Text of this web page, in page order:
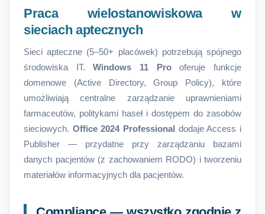
Praca wielostanowiskowa w
sieciach aptecznych
Sieci apteczne (5–50+ placówek) potrzebują spójnego
środowiska IT.Windows 11 Prooferuje funkcje
domenowe (Active Directory, Group Policy), które
umożliwiają centralne zarządzanie uprawnieniami
farmaceutów, politykami haseł i dostępem do zasobów
sieciowych. Office 2024 Professional dodaje Access i
Publisher — przydatne przy zarządzaniu bazami
danych pacjentów (z zachowaniem RODO) i tworzeniu
materiałów informacyjnych dla pacjentów.